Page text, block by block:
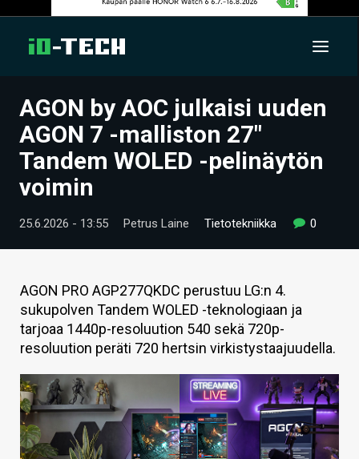
UUTISET
ARTIKKELIT
VIDEOT
TECHBBS
HINTA.FI
KAUPPA
VAIHDA TEEMA
HAKU
AGON by AOC julkaisi uuden
AGON 7 -malliston 27″
Tandem WOLED -pelinäytön
voimin
25.6.2026 - 13:55 Petrus Laine Tietotekniikka 0
AGON PRO AGP277QKDC perustuu LG:n 4.
sukupolven Tandem WOLED -teknologiaan ja
tarjoaa 1440p-resoluution 540 sekä 720p-
resoluution peräti 720 hertsin virkistystaajuudella.